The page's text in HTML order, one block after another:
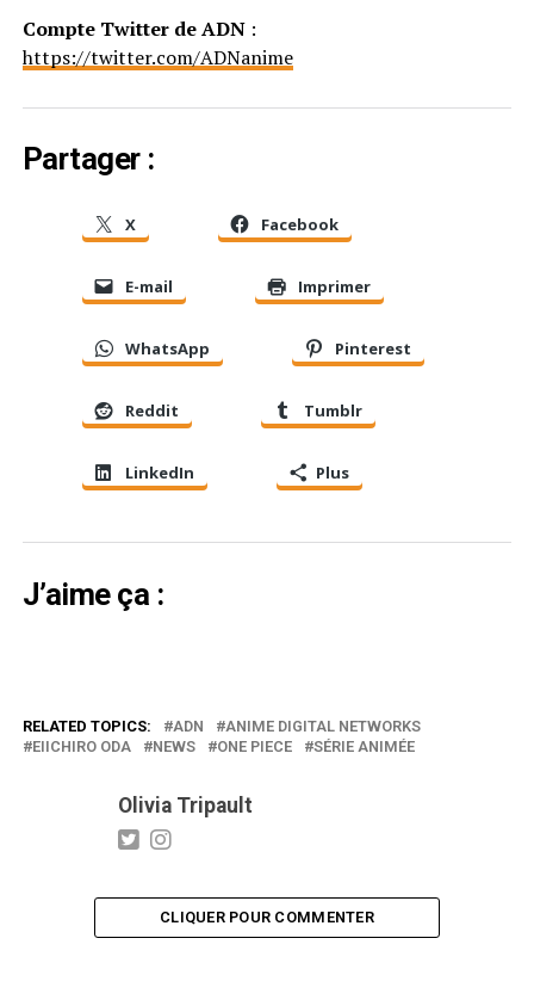
Compte Twitter de ADN :
https://twitter.com/ADNanime
Partager :
X Facebook
E-mail Imprimer
WhatsApp Pinterest
Reddit Tumblr
LinkedIn Plus
J’aime ça :
RELATED TOPICS: ADN
ANIME DIGITAL NETWORKS
EIICHIRO ODA
NEWS ONE PIECE SÉRIE ANIMÉE
Olivia Tripault
CLIQUER POUR COMMENTER